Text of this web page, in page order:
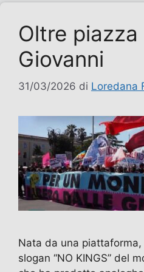
Oltre piazza
Giovanni
31/03/2026 di Loredana
Nata da una
slogan “NO KINGS” del